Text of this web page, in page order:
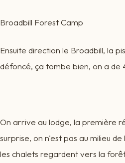
Broadbill Forest Camp
Ensuite direction le Broadbill, la
défoncé, ça tombe bien, on a de
On arrive au lodge, la première
surprise, on n'est pas au milieu
les chalets regardent vers la